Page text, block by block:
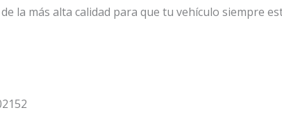
la más alta calidad para que tu vehículo siempre